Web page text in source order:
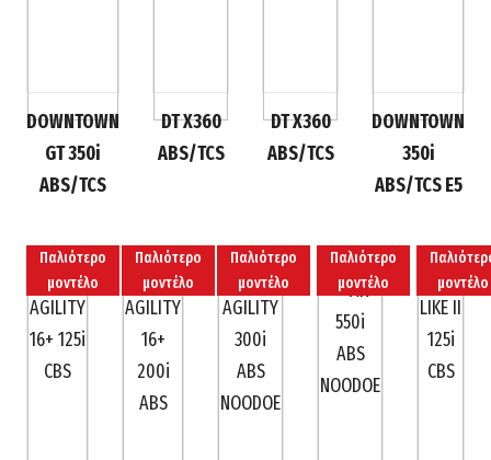
DOWNTOWN
GT 350i
ABS/TCS
DT X360
ABS/TCS
DT X360
ABS/TCS
DOWNTOWN
350i
ABS/TCS E5
Παλιότερο
μοντέλο
Παλιότερο
μοντέλο
Παλιότερο
μοντέλο
Παλιότερο
μοντέλο
μοντέλο